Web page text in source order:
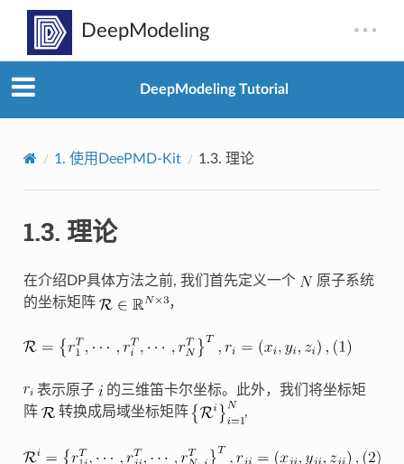
DeepModeling Tutorial
1. 使用DeePMD-Kit 1.3. 理论
1.3. 理论
在介绍DP具体方法之前, 我们首先定义一个
原子系统
的坐标矩阵
，
表示原子
的三维笛卡尔坐标。此外，我们将坐标矩
阵
转换成局域坐标矩阵 ,